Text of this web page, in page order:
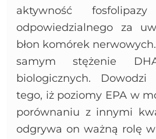
aktywność
odpowiedzialnego za
błon komórek
samym stężenie
biologicznych.
tego, iż poziomy EPA w
porównaniu z innymi
odgrywa on ważną rolę